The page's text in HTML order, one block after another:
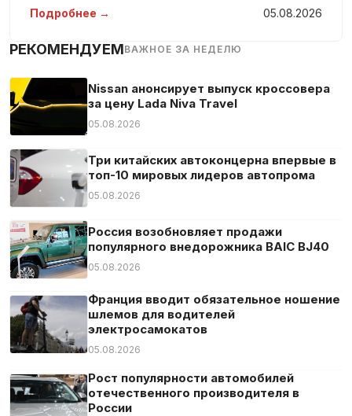
представлены в исследовании агентства Smart
Подробнее → 05.08.2026
РЕКОМЕНДУЕМВАЖНОЕ ЗА НЕДЕЛЮ
Nissan анонсирует выпуск кроссовера
за цену Lada Niva Travel
05.08.2026
Три китайских автоконцерна впервые в
топ-10 мировых лидеров автопрома
05.08.2026
Россия возобновляет продажи
популярного внедорожника BAIC BJ40
05.08.2026
Франция вводит обязательное ношение
шлемов для водителей
электросамокатов
05.08.2026
Рост популярности автомобилей
отечественного производителя в
России